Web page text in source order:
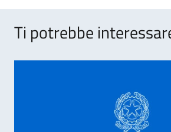
Ti potrebbe